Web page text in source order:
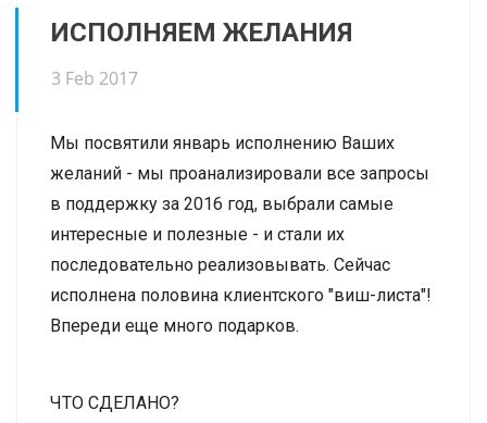
ИСПОЛНЯЕМ ЖЕЛАНИЯ
3 Feb 2017
Мы посвятили январь исполнению Ваших
желаний - мы проанализировали все запросы
в поддержку за 2016 год, выбрали самые
интересные и полезные - и стали их
последовательно реализовывать. Сейчас
исполнена половина клиентского "виш-листа"!
Впереди еще много подарков.
ЧТО СДЕЛАНО?